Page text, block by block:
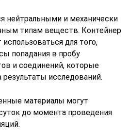
нейтральными и механически
типам веществ. Контейнер
для того,
попадания в пробу
и соединений, которые
исследований.
материалы могут
до момента проведения